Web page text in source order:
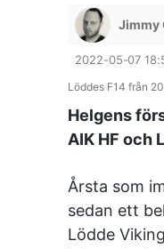
Jimmy
2022-05-07
Löddes F14 från
Helgens
AIK HF och
Årsta som
sedan ett
Lödde